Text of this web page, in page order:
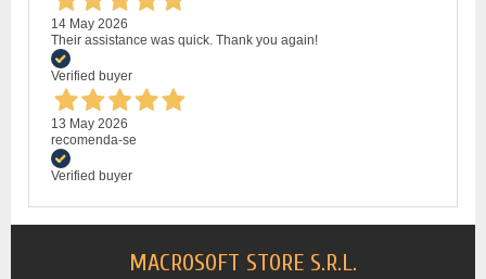
14 May 2026
Their assistance was quick. Thank you again!
Verified buyer
13 May 2026
recomenda-se
Verified buyer
MACROSOFT STORE S.R.L.